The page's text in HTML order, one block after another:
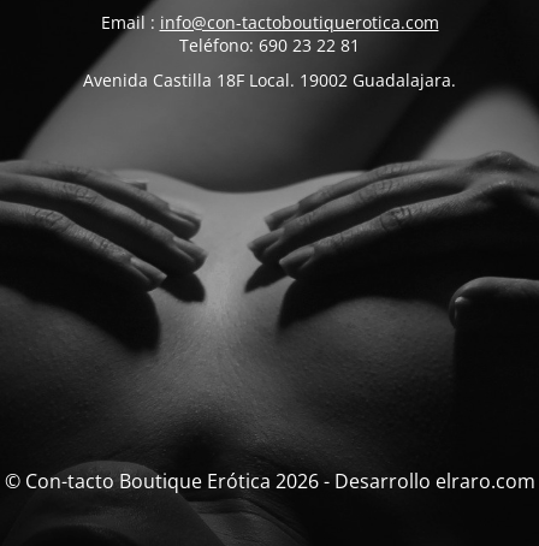
Email : info@con-tactoboutiquerotica.com
Teléfono: 690 23 22 81
Avenida Castilla 18F Local. 19002 Guadalajara.
© Con-tacto Boutique Erótica 2026 - Desarrollo elraro.com